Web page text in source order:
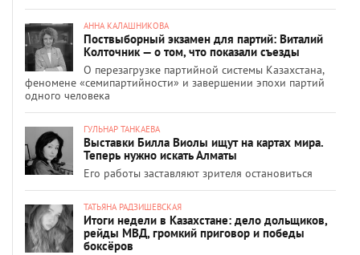
АННА КАЛАШНИКОВА
Поствыборный экзамен для партий: Виталий
Колточник — о том, что показали съезды
О перезагрузке партийной системы Казахстана,
феномене «семипартийности» и завершении эпохи партий
одного человека
ГУЛЬНАР ТАНКАЕВА
Выставки Билла Виолы ищут на картах мира.
Теперь нужно искать Алматы
Его работы заставляют зрителя остановиться
ТАТЬЯНА РАДЗИШЕВСКАЯ
Итоги недели в Казахстане: дело дольщиков,
рейды МВД, громкий приговор и победы
боксёров